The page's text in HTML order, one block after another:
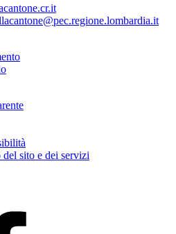
sito e dei servizi